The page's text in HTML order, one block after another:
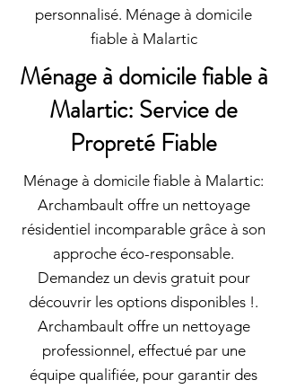
personnalisé. Ménage à domicile
fiable à Malartic
Ménage à domicile fiable à
Malartic: Service de
Propreté Fiable
Ménage à domicile fiable à Malartic:
Archambault offre un nettoyage
résidentiel incomparable grâce à son
approche éco-responsable.
Demandez un devis gratuit pour
découvrir les options disponibles !.
Archambault offre un nettoyage
professionnel, effectué par une
équipe qualifiée, pour garantir des